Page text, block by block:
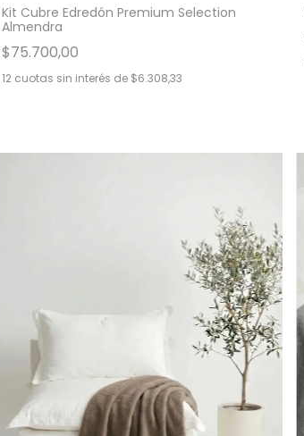
Kit Cubre Edredón Premium Selection
Almendra
$75.700,00
12 cuotas sin interés de $6.308,33